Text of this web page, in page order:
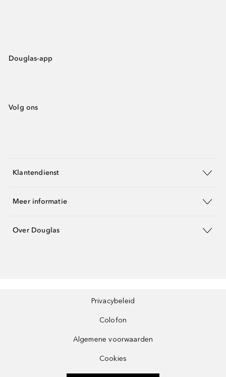
Douglas-app
Volg ons
Klantendienst
Meer informatie
Over Douglas
Privacybeleid
Colofon
Algemene voorwaarden
Cookies